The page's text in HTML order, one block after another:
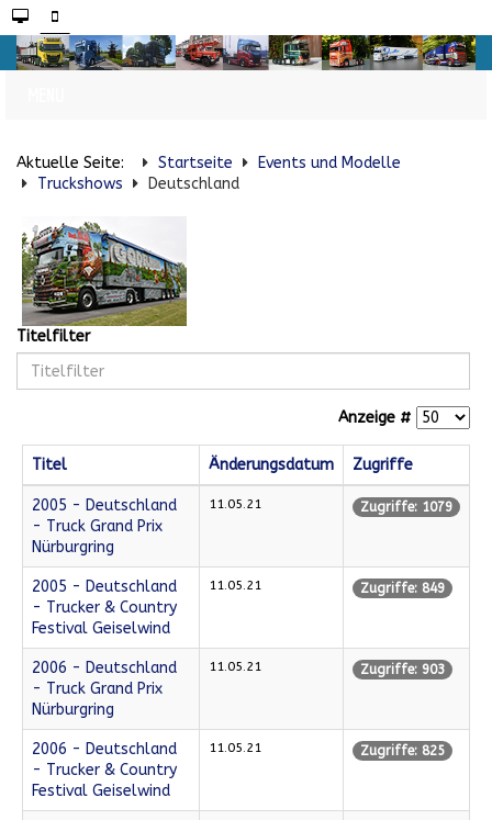
Aktuelle Seite: Startseite
Events und Modelle
Truckshows
Deutschland
Titelfilter
Anzeige #
Titel Änderungsdatum Zugriffe
2005 - Deutschland
- Truck Grand Prix
Nürburgring
11.05.21 Zugriffe: 1079
2005 - Deutschland
- Trucker & Country
Festival Geiselwind
11.05.21 Zugriffe: 849
2006 - Deutschland
- Truck Grand Prix
Nürburgring
11.05.21 Zugriffe: 903
2006 - Deutschland
- Trucker & Country
Festival Geiselwind
11.05.21 Zugriffe: 825